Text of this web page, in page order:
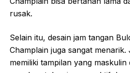
rusak.
Selain itu, desain jam tangan
Champlain juga sangat menarik.
memiliki tampilan yang